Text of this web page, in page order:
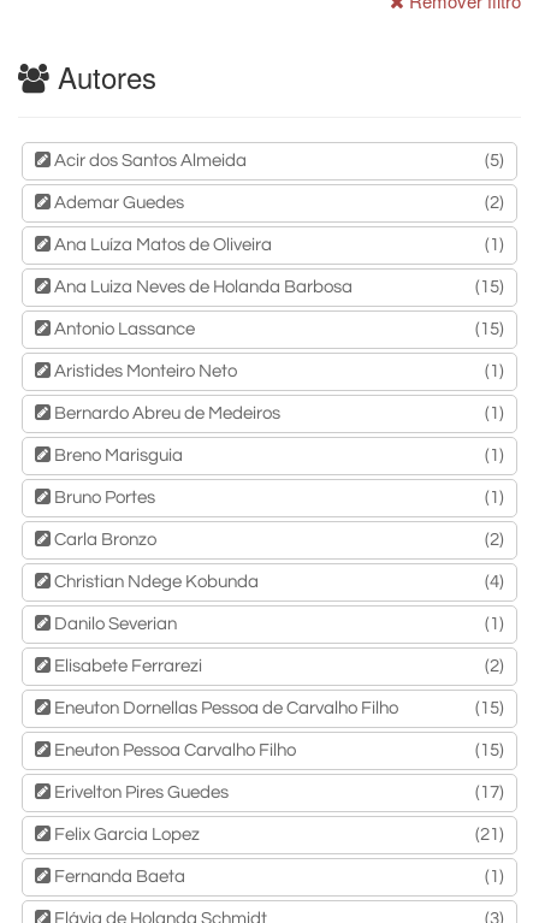
Autores
Acir dos Santos Almeida (5)
Ademar Guedes (2)
Ana Luíza Matos de Oliveira (1)
Ana Luiza Neves de Holanda Barbosa (15)
Antonio Lassance (15)
Aristides Monteiro Neto (1)
Bernardo Abreu de Medeiros (1)
Breno Marisguia (1)
Bruno Portes (1)
Carla Bronzo (2)
Christian Ndege Kobunda (4)
Danilo Severian (1)
Elisabete Ferrarezi (2)
Eneuton Dornellas Pessoa de Carvalho Filho (15)
Eneuton Pessoa Carvalho Filho (15)
Erivelton Pires Guedes (17)
Felix Garcia Lopez (21)
Fernanda Baeta (1)
Flávia de Holanda Schmidt (3)